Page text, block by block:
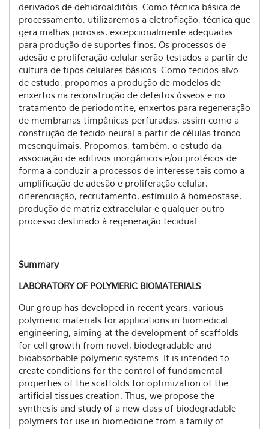
derivados de dehidroalditóis. Como técnica básica de
processamento, utilizaremos a eletrofiação, técnica que
gera malhas porosas, excepcionalmente adequadas
para produção de suportes finos. Os processos de
adesão e proliferação celular serão testados a partir de
cultura de tipos celulares básicos. Como tecidos alvo
de estudo, propomos a produção de modelos de
enxertos na reconstrução de defeitos ósseos e no
tratamento de periodontite, enxertos para regeneração
de membranas timpânicas perfuradas, assim como a
construção de tecido neural a partir de células tronco
mesenquimais. Propomos, também, o estudo da
associação de aditivos inorgânicos e/ou protéicos de
forma a conduzir a processos de interesse tais como a
amplificação de adesão e proliferação celular,
diferenciação, recrutamento, estímulo à homeostase,
produção de matriz extracelular e qualquer outro
processo destinado à regeneração tecidual.
Summary
LABORATORY OF POLYMERIC BIOMATERIALS
Our group has developed in recent years, various
polymeric materials for applications in biomedical
engineering, aiming at the development of scaffolds
for cell growth from novel, biodegradable and
bioabsorbable polymeric systems. It is intended to
create conditions for the control of fundamental
properties of the scaffolds for optimization of the
artificial tissues creation. Thus, we propose the
synthesis and study of a new class of biodegradable
polymers for use in biomedicine from a family of